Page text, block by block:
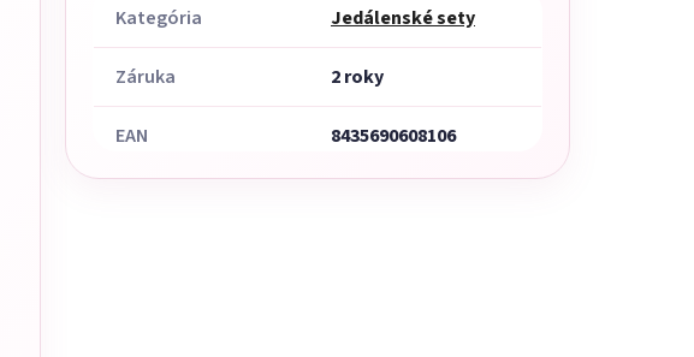
Kategória Jedálenské sety
Záruka 2 roky
EAN 8435690608106